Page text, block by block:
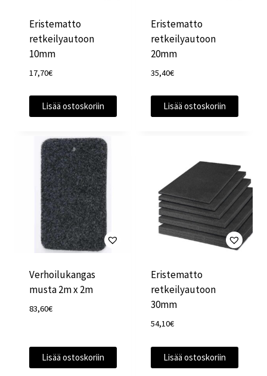
Eristematto
retkeilyautoon
10mm
17,70€
Lisää ostoskoriin
Eristematto
retkeilyautoon
20mm
35,40€
Lisää ostoskoriin
Verhoilukangas
musta 2m x 2m
83,60€
Lisää ostoskoriin
Eristematto
retkeilyautoon
30mm
54,10€
Lisää ostoskoriin